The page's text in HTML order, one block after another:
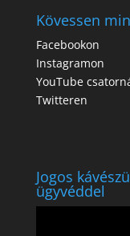
Kövessen
Facebookon
Instagramon
YouTube
Twitteren
Jogos
ügyvéddel